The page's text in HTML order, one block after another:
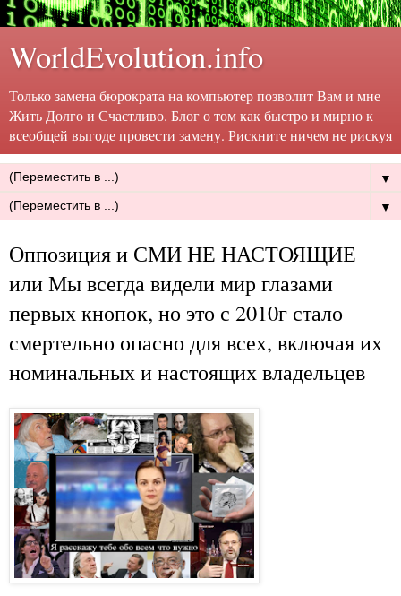
WorldEvolution.info
Только замена бюрократа на компьютер позволит Вам и мне
Жить Долго и Счастливо. Блог о том как быстро и мирно к
всеобщей выгоде провести замену. Рискните ничем не рискуя
▼
▼
Оппозиция и СМИ НЕ НАСТОЯЩИЕ
или Мы всегда видели мир глазами
первых кнопок, но это с 2010г стало
смертельно опасно для всех, включая их
номинальных и настоящих владельцев